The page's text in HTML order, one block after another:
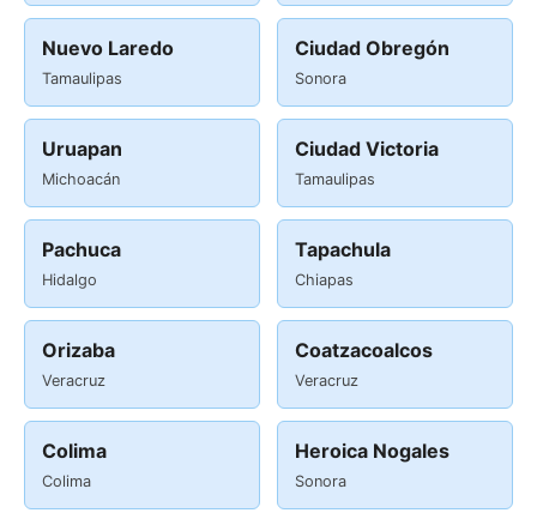
Nuevo Laredo
Tamaulipas
Ciudad Obregón
Sonora
Uruapan
Michoacán
Ciudad Victoria
Tamaulipas
Pachuca
Hidalgo
Tapachula
Chiapas
Orizaba
Veracruz
Coatzacoalcos
Veracruz
Colima
Colima
Heroica Nogales
Sonora